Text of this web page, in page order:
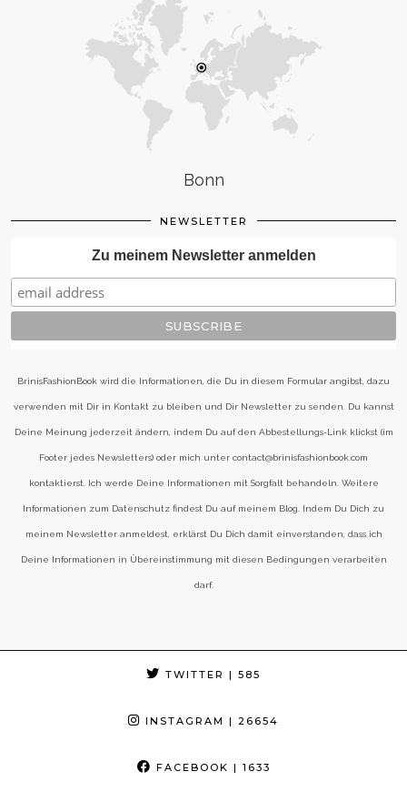
Bonn
NEWSLETTER
Zu meinem Newsletter anmelden
BrinisFashionBook wird die Informationen, die Du in diesem Formular angibst, dazu
verwenden mit Dir in Kontakt zu bleiben und Dir Newsletter zu senden. Du kannst
Deine Meinung jederzeit ändern, indem Du auf den Abbestellungs-Link klickst (im
Footer jedes Newsletters) oder mich unter contact@brinisfashionbook.com
kontaktierst. Ich werde Deine Informationen mit Sorgfalt behandeln. Weitere
Informationen zum Datenschutz findest Du auf meinem Blog. Indem Du Dich zu
meinem Newsletter anmeldest, erklärst Du Dich damit einverstanden, dass ich
Deine Informationen in Übereinstimmung mit diesen Bedingungen verarbeiten
darf.
TWITTER | 585
INSTAGRAM | 26654
FACEBOOK | 1633